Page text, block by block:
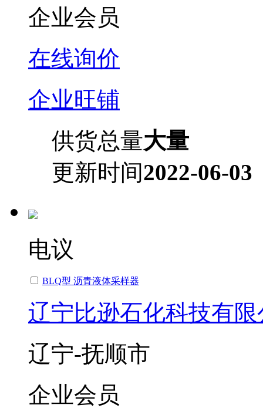
企业会员
在线询价
企业旺铺
供货总量大量
更新时间2022-06-03
电议
BLQ型 沥青液体采样器
辽宁比逊石化科技有限
辽宁-抚顺市
企业会员